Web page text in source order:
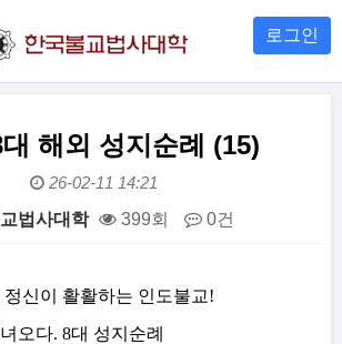
로그인
해외 성지순례 (15)
26-02-11 14:21
법사대학 399회 0건
정신이 활활하는 인도불교!
오다. 8대 성지순례